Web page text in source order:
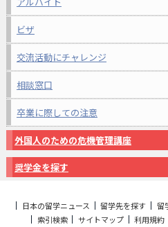
ビザ
交流活動にチャレンジ
相談窓口
卒業に際しての注意
外国人のための危機管理講座
奨学金を探す
日本の留学ニュース 留学先を探す 留
索引検索
サイトマップ 利用規約